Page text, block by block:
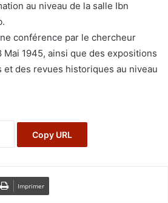
au niveau de la salle Ibn
conférence par le chercheur
1945, ainsi que des expositions
des revues historiques au niveau
Copy URL
Imprimer